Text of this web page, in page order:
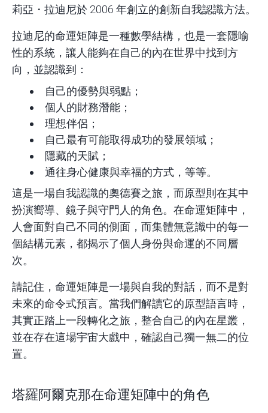
莉亞・拉迪尼於 2006 年創立的創新自我認識方法。
拉迪尼的命運矩陣是一種數學結構，也是一套隱喻
性的系統，讓人能夠在自己的內在世界中找到方
向，並認識到：
自己的優勢與弱點；
個人的財務潛能；
理想伴侶；
自己最有可能取得成功的發展領域；
隱藏的天賦；
通往身心健康與幸福的方式，等等。
這是一場自我認識的奧德賽之旅，而原型則在其中
扮演嚮導、鏡子與守門人的角色。在命運矩陣中，
人會面對自己不同的側面，而集體無意識中的每一
個結構元素，都揭示了個人身份與命運的不同層
次。
請記住， 命運矩陣是一場與自我的對話，而不是對
未來的命令式預言。當我們解讀它的原型語言時，
其實正踏上一段轉化之旅，整合自己的內在星叢 ，
並在存在這場宇宙大戲中，確認自己獨一無二的位
置。
塔羅阿爾克那在命運矩陣中的角色